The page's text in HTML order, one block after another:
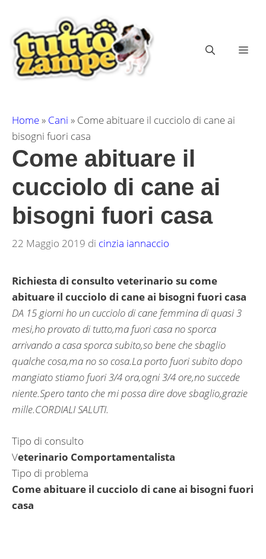
contenuto
Home» Cani » Come abituare il cucciolo di cane ai
bisogni fuori casa
Come abituare il
cucciolo di cane ai
bisogni fuori casa
22 Maggio 2019 di cinzia iannaccio
Richiesta di consulto veterinario su come
abituare il cucciolo di cane ai bisogni fuori casa
DA 15 giorni ho un cucciolo di cane femmina di quasi 3
mesi,ho provato di tutto,ma fuori casa no sporca
arrivando a casa sporca subito,so bene che sbaglio
qualche cosa,ma no so cosa.La porto fuori subito dopo
mangiato stiamo fuori 3/4 ora,ogni 3/4 ore,no succede
niente.Spero tanto che mi possa dire dove sbaglio,grazie
mille.CORDIALI SALUTI.
Tipo di consulto
Veterinario Comportamentalista
Tipo di problema
Come abituare il cucciolo di cane ai bisogni fuori
casa